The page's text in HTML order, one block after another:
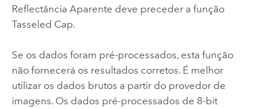
Reflectância Aparente deve preceder a função
Tasseled Cap.
Se os dados foram pré-processados, esta função
não fornecerá os resultados corretos. É melhor
utilizar os dados brutos a partir do provedor de
imagens. Os dados pré-processados de 8-bit